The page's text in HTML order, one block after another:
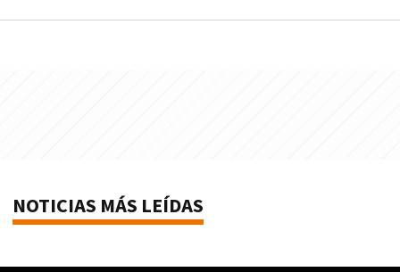
NOTICIAS MÁS LEÍDAS